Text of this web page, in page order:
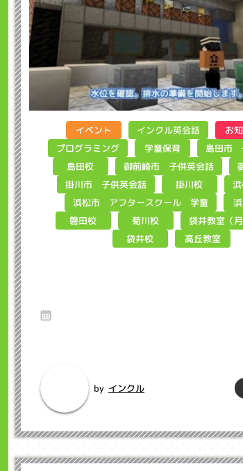
イベント インクル英会話 お
プログラミング 学童保育 島田市
島田校 御前崎市 子供英会話
掛川市 子供英会話 掛川校
浜松市 アフタースクール 学童
磐田校 菊川校 袋井教室（月
袋井校 高丘教室
by インクル